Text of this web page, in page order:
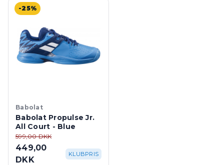
-25%
Babolat
Babolat Propulse Jr.
All Court - Blue
599,00 DKK
449,00
DKK
KLUBPRIS